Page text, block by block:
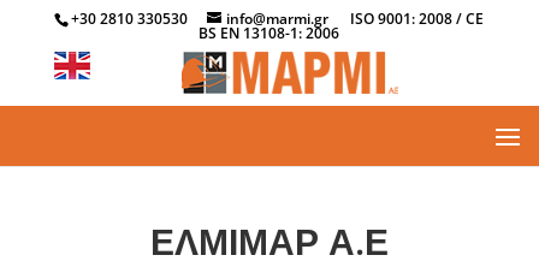
+30 2810 330530 info@marmi.gr ISO 9001: 2008 / CE
BS EN 13108-1: 2006
ΕΛΜΙΜΑΡ Α.Ε